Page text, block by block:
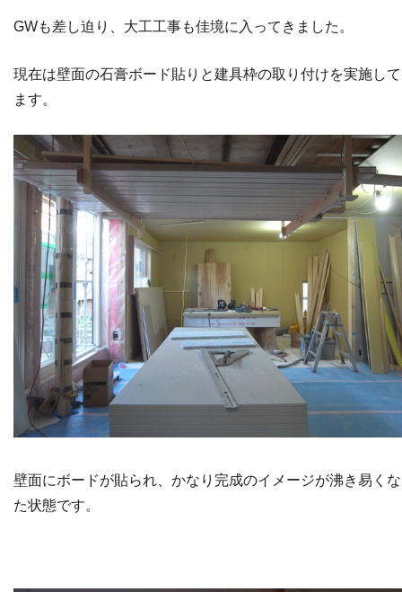
GWも差し迫り、大工工事も佳境に入ってきました。
現在は壁面の石膏ボード貼りと建具枠の取り付けを実施し
ます。
壁面にボードが貼られ、かなり完成のイメージが沸き易く
た状態です。